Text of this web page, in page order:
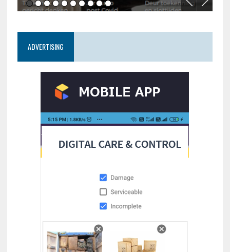
ADVERTISING